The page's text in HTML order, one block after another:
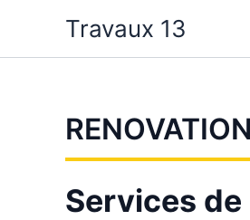
contenu
Travaux 13
Services de